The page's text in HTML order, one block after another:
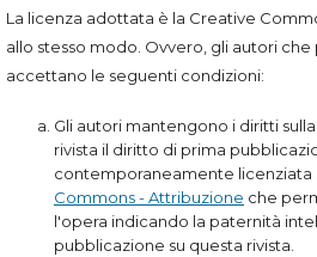
La licenza adottata è la Creative
allo stesso modo. Ovvero, gli autori
accettano le seguenti condizioni:
Gli autori mantengono i diritti
rivista il diritto di prima
contemporaneamente licenziata
Commons - Attribuzione che
l'opera indicando la paternità
pubblicazione su questa rivista.